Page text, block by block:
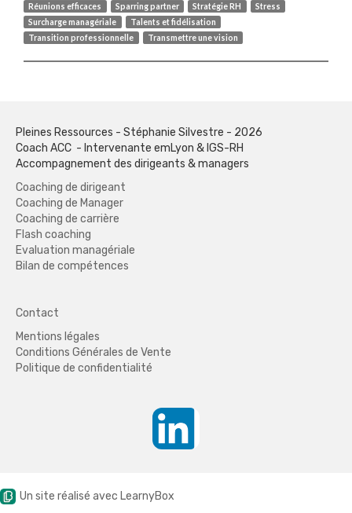
Réunions efficaces
Sparring partner Stratégie RH
Stress
Surcharge managériale
Talents et fidélisation
Transition professionnelle
Transmettre une vision
Pleines Ressources - Stéphanie Silvestre - 2026
Coach ACC - Intervenante emLyon & IGS-RH
Accompagnement des dirigeants & managers
Coaching de dirigeant
Coaching de Manager
Coaching de carrière
Flash coaching
Evaluation managériale
Bilan de compétences
Contact
Mentions légales
Conditions Générales de Vente
Politique de confidentialité
Un site réalisé avec LearnyBox